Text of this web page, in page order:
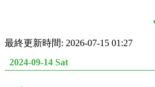
最終更新時間: 2026-07-15 01:27
2024-09-14 Sat